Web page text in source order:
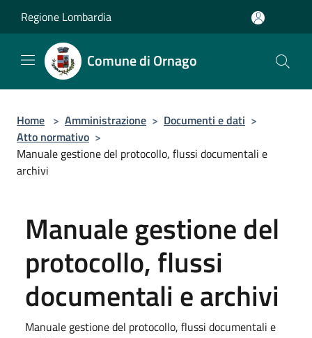
Regione Lombardia
Comune di Ornago
Home > Amministrazione > Documenti e dati >
Atto normativo >
Manuale gestione del protocollo, flussi documentali e
archivi
Manuale gestione del
protocollo, flussi
documentali e archivi
Manuale gestione del protocollo, flussi documentali e